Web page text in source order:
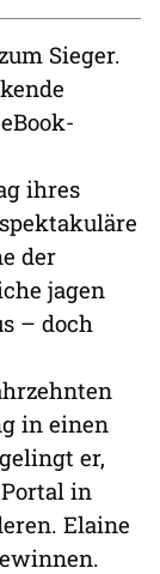
Sieger.
ihres
der
jagen
– doch
in einen
er,
in
Elaine